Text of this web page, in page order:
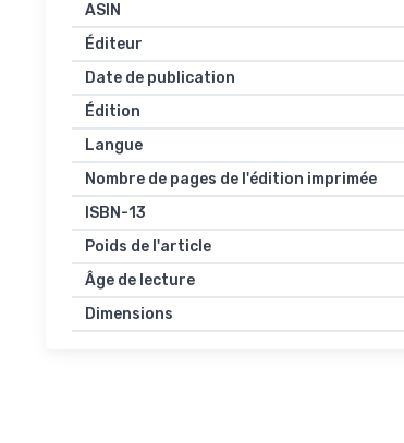
ASIN
Éditeur
Date de publication
Édition
Langue
Nombre de pages de l'édition imprimée
ISBN-13
Poids de l'article
Âge de lecture
Dimensions